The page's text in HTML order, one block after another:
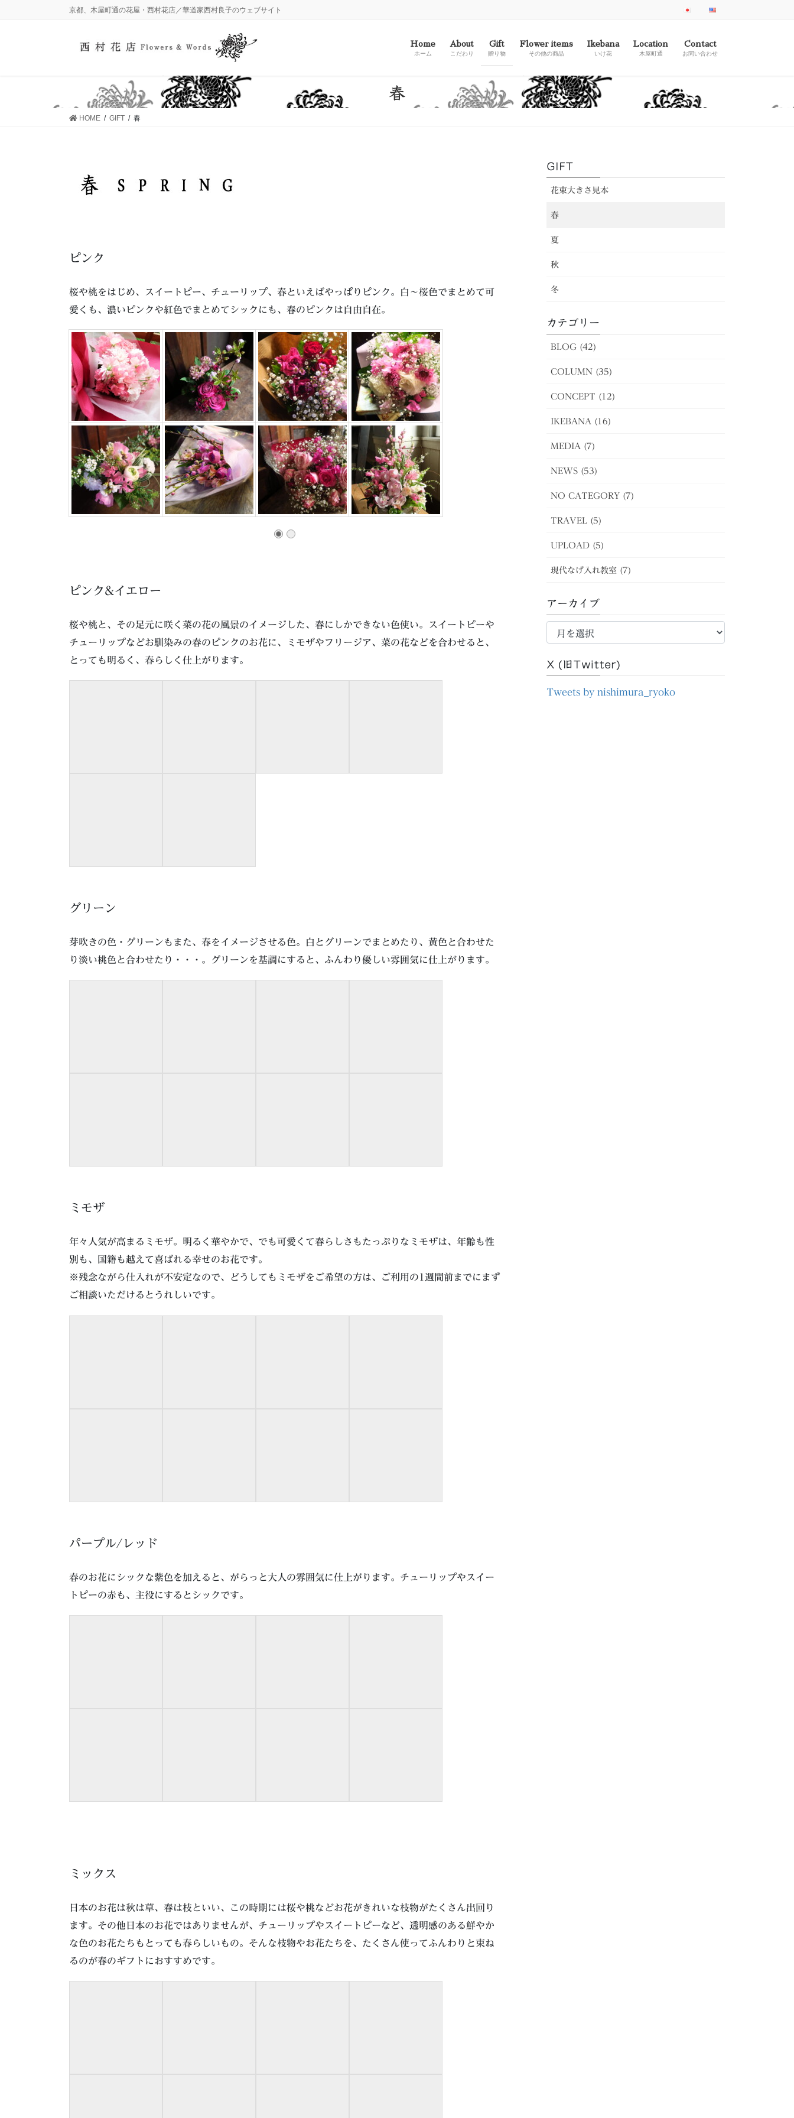
京都、木屋町通の花屋・西村花店／華道家西村良子のウェブサイト
Home
ホーム
About
こだわり
Gift
贈り物
Flower items
その他の商品
Ikebana
いけ花
Location
木屋町通
Contact
お問い合わせ
春
HOME GIFT 春
ピンク
桜や桃をはじめ、スイートピー、チューリップ、春といえばやっぱりピンク。白～桜色でまとめて可
愛くも、濃いピンクや紅色でまとめてシックにも、春のピンクは自由自在。
ピンク&イエロー
桜や桃と、その足元に咲く菜の花の風景のイメージした、春にしかできない色使い。スイートピーや
チューリップなどお馴染みの春のピンクのお花に、ミモザやフリージア、菜の花などを合わせると、
とっても明るく、春らしく仕上がります。
グリーン
芽吹きの色・グリーンもまた、春をイメージさせる色。白とグリーンでまとめたり、黄色と合わせた
り淡い桃色と合わせたり・・・。グリーンを基調にすると、ふんわり優しい雰囲気に仕上がります。
ミモザ
年々人気が高まるミモザ。明るく華やかで、でも可愛くて春らしさもたっぷりなミモザは、年齢も性
別も、国籍も越えて喜ばれる幸せのお花です。
※残念ながら仕入れが不安定なので、どうしてもミモザをご希望の方は、ご利用の1週間前までにまず
ご相談いただけるとうれしいです。
パープル/レッド
春のお花にシックな紫色を加えると、がらっと大人の雰囲気に仕上がります。チューリップやスイー
トピーの赤も、主役にするとシックです。
ミックス
日本のお花は秋は草、春は枝といい、この時期には桜や桃などお花がきれいな枝物がたくさん出回り
ます。その他日本のお花ではありませんが、チューリップやスイートピーなど、透明感のある鮮やか
な色のお花たちもとっても春らしいもの。そんな枝物やお花たちを、たくさん使ってふんわりと束ね
るのが春のギフトにおすすめです。
GIFT
花束大きさ見本
春
夏
秋
冬
カテゴリー
BLOG (42)
COLUMN (35)
CONCEPT (12)
IKEBANA (16)
MEDIA (7)
NEWS (53)
NO CATEGORY (7)
TRAVEL (5)
UPLOAD (5)
現代なげ入れ教室 (7)
アーカイブ
ア
イ
ブ
X (旧Twitter)
Tweets by nishimura_ryoko